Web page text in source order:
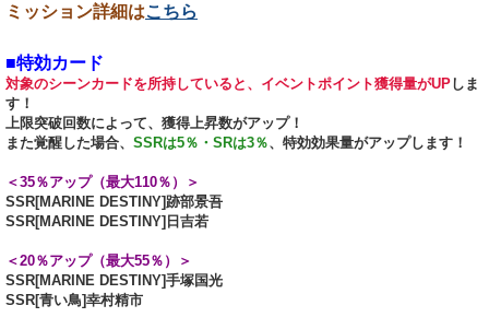
ミッション詳細はこちら
■特効カード
対象のシーンカードを所持していると、イベントポイント獲得量がUP しま
す！
上限突破回数によって、獲得上昇数がアップ！
また覚醒した場合、 SSRは5％・SRは3％、特効効果量がアップします！
＜35％アップ（最大110％）＞
SSR[MARINE DESTINY]跡部景吾
SSR[MARINE DESTINY]日吉若
＜20％アップ（最大55％）＞
SSR[MARINE DESTINY]手塚国光
SSR[青い鳥]幸村精市